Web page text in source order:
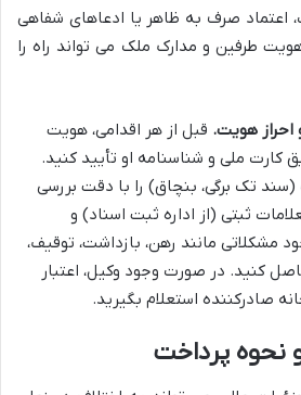
اعتماد صرف به ظاهر یا ادعاهای شفاهی
طرفین و مدارک ملک می تواند راه را
احراز هویت. قبل از هر اقدامی، هویت
کارت ملی و شناسنامه او تأیید کنید.
تک برگی، بنچاق) را با دقت بررسی
ثبتی (از اداره ثبت اسناد) و
مشکلاتی مانند رهن، بازداشت، توقیف،
کنید. در صورت وجود وکیل، اعتبار
صادرکننده استعلام بگیرید.